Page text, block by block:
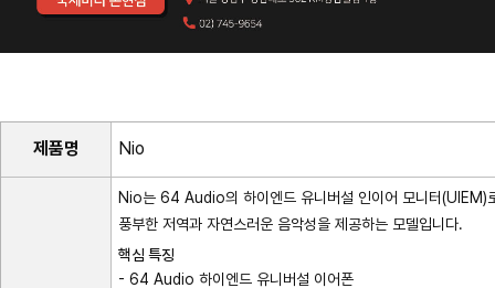
제품명 Nio
Nio는 64 Audio의 하이엔드 유니버설 인이어 모니터(UIEM)
풍부한 저역과 자연스러운 음악성을 제공하는 모델입니다.
핵심 특징
- 64 Audio 하이엔드 유니버설 이어폰